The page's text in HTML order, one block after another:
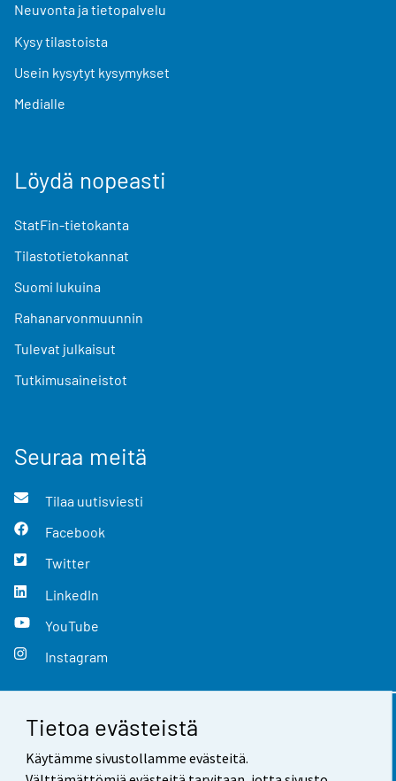
Tietoa evästeistä
Käytämme sivustollamme evästeitä.
Neuvonta ja tietopalvelu
Kysy tilastoista
Usein kysytyt kysymykset
Medialle
Löydä nopeasti
StatFin-tietokanta
Tilastotietokannat
Suomi lukuina
Rahanarvonmuunnin
Tulevat julkaisut
Tutkimusaineistot
Seuraa meitä
Tilaa uutisviesti
Facebook
Twitter
LinkedIn
YouTube
Instagram
Yhteystiedot
Palaute